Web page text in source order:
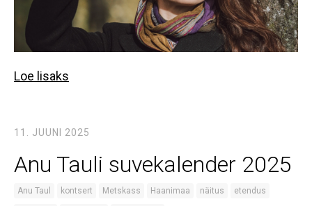
Loe lisaks
11. JUUNI 2025
Anu Tauli suvekalender 2025
Anu Taul kontsert Metskass Haanimaa näitus etendus